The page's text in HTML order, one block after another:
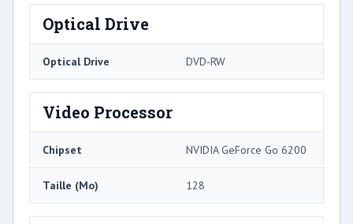
Optical Drive
Optical Drive DVD-RW
Video Processor
Chipset NVIDIA GeForce Go 6200
Taille (Mo) 128